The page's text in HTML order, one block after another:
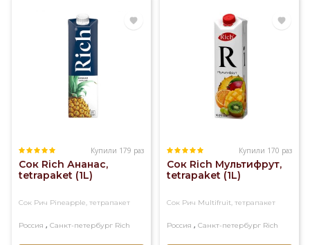
Купили 179 раз
Сок Rich Ананас,
tetrapaket (1L)
Сок Рич Pineapple, тетрапакет
Россия , Санкт-петербург Rich
Купили 170 раз
Сок Rich Мультифрут,
tetrapaket (1L)
Сок Рич Multifruit, тетрапакет
Россия , Санкт-петербург Rich